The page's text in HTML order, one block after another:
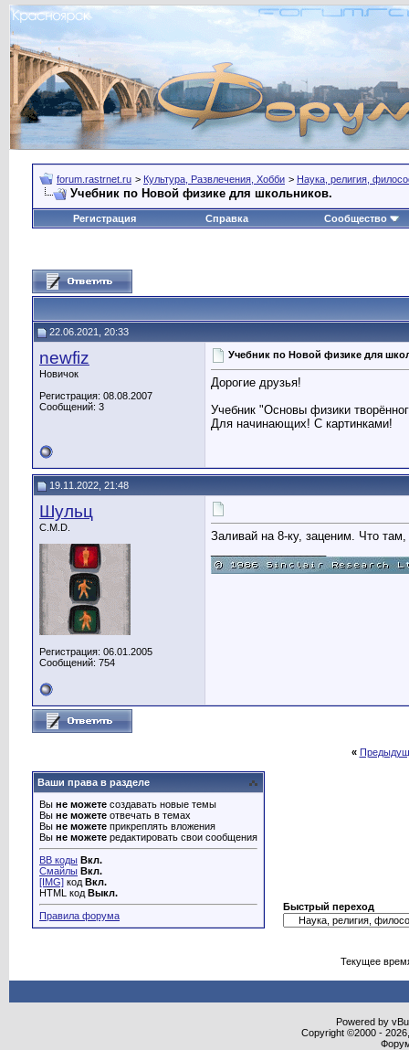
forum.rastrnet.ru > Культура, Развлечения, Хобби > Наука, религия,
Учебник по Новой физике для школьников.
Регистрация Справка Сообщество
22.06.2021, 20:33
newfiz
Новичок
Регистрация: 08.08.2007
Сообщений: 3
Учебник по Новой физике для
Дорогие друзья!
Учебник "Основы физики
Для начинающих! С картинками!
19.11.2022, 21:48
Шульц
C.M.D.
Регистрация: 06.01.2005
Сообщений: 754
Заливай на 8-ку, заценим. Что
«
Ваши права в разделе
Вы не можете создавать новые темы
Вы не можете отвечать в темах
Вы не можете прикреплять вложения
Вы не можете редактировать свои сообщения
BB коды Вкл.
Смайлы Вкл.
[IMG] код Вкл.
HTML код Выкл.
Правила форума
Быстрый переход
Текущее
Powered by
Copyright ©2000 -